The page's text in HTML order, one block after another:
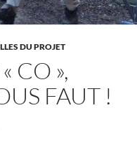
DU PROJET
CO »,
FAUT !